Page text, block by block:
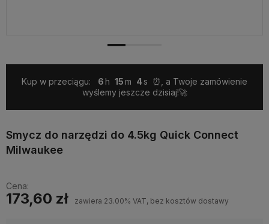
Kup w przeciągu: 6 15 4
⏰, a Twoje zamówienie
wyślemy jeszcze dzisiaj!🚀
Smycz do narzędzi do 4.5kg Quick Connect
Milwaukee
Cena:
173,60 zł zawiera 23.00% VAT, bez kosztów dostawy